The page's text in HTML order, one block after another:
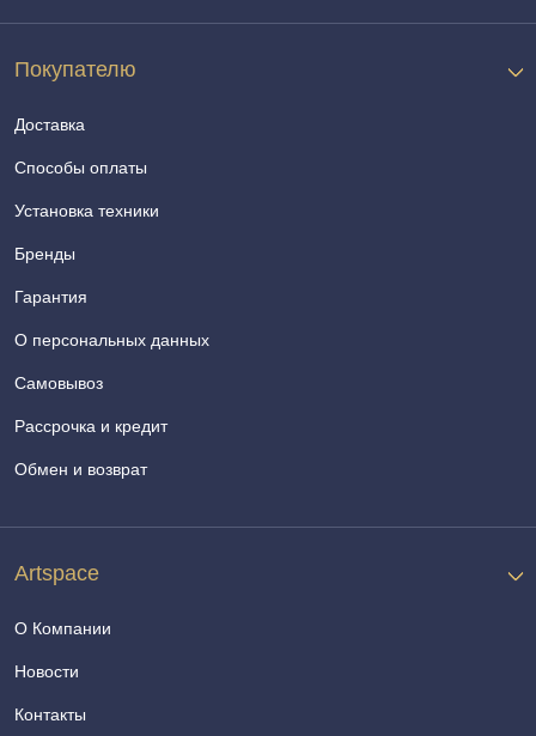
Покупателю
Доставка
Способы оплаты
Установка техники
Бренды
Гарантия
О персональных данных
Самовывоз
Рассрочка и кредит
Обмен и возврат
Artspace
О Компании
Новости
Контакты